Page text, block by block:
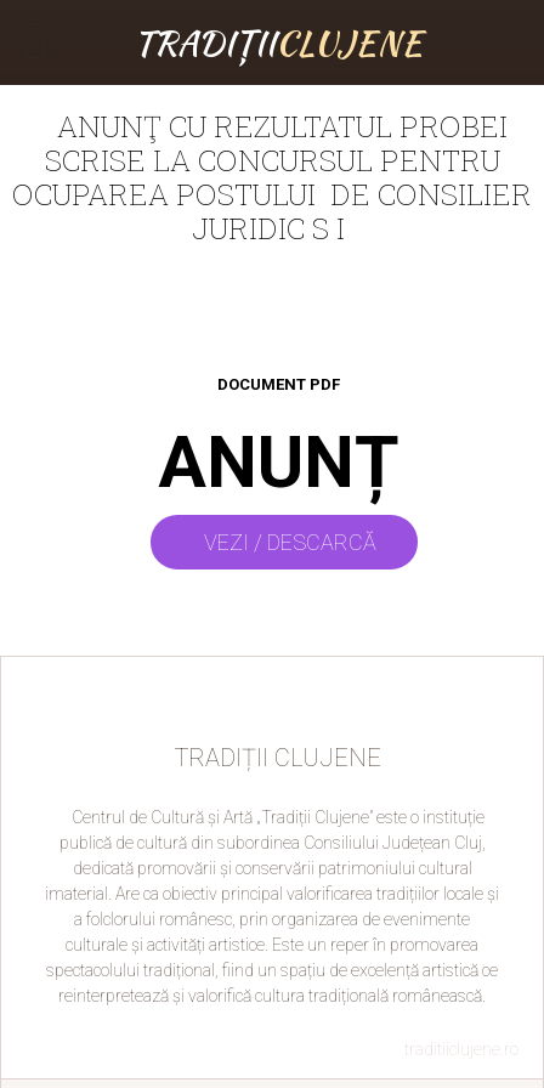
TRADIȚIICLUJENE
ANUNŢ CU REZULTATUL PROBEI
SCRISE LA CONCURSUL PENTRU
OCUPAREA POSTULUI DE CONSILIER
JURIDIC S I
DOCUMENT PDF
ANUNȚ
VEZI / DESCARCĂ
TRADIȚII CLUJENE
Centrul de Cultură și Artă „Tradiții Clujene” este o instituție
publică de cultură din subordinea Consiliului Județean Cluj,
dedicată promovării și conservării patrimoniului cultural
imaterial. Are ca obiectiv principal valorificarea tradițiilor locale și
a folclorului românesc, prin organizarea de evenimente
culturale și activități artistice. Este un reper în promovarea
spectacolului tradițional, fiind un spațiu de excelență artistică ce
reinterpretează și valorifică cultura tradițională românească.
traditiiclujene.ro